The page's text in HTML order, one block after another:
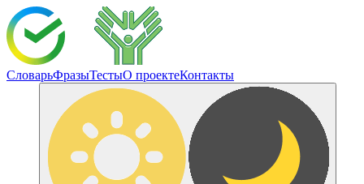
СловарьФразыТестыО проектеКонтакты